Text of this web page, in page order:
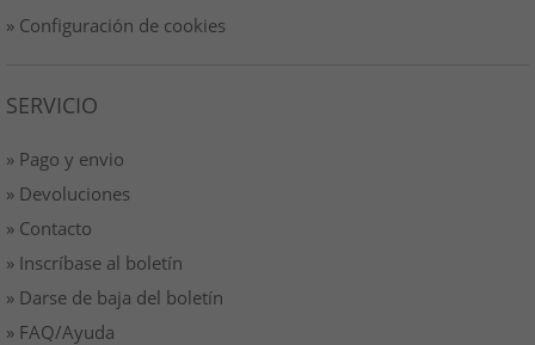
» Configuración de cookies
SERVICIO
» Pago y envio
» Devoluciones
» Contacto
» Inscríbase al boletín
» Darse de baja del boletín
» FAQ/Ayuda